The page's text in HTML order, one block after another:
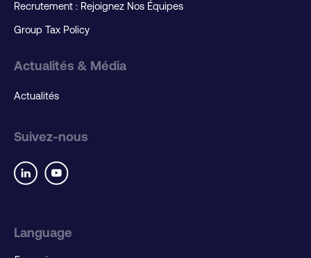
Recrutement : Rejoignez Nos Équipes
Group Tax Policy
Actualités & Média
Actualités
Suivez-nous
Language